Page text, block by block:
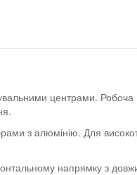
центрами. Робоча
з алюмінію. Для
напрямку з